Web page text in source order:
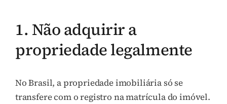
1. Não adquirir a
propriedade legalmente
No Brasil, a propriedade imobiliária só se
transfere com o registro na matrícula do imóvel.